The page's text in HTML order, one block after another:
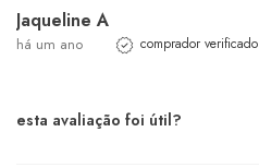
Jaqueline A
há um ano comprador verificado
esta avaliação foi útil?